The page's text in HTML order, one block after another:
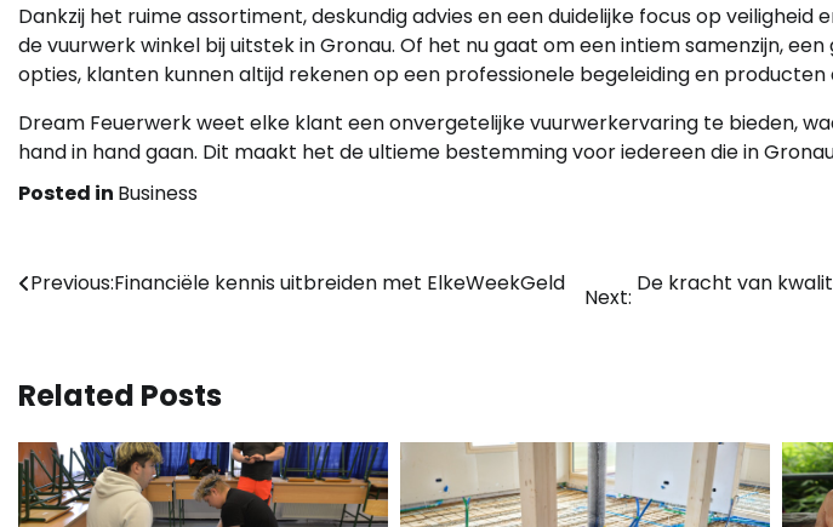
Dankzij het ruime assortiment, deskundig advies en een duidelijke focus op veiligheid
de vuurwerk winkel bij uitstek in Gronau. Of het nu gaat om een intiem samenzijn,
opties, klanten kunnen altijd rekenen op een professionele begeleiding en producten
Dream Feuerwerk weet elke klant een onvergetelijke vuurwerkervaring te bieden,
hand in hand gaan. Dit maakt het de ultieme bestemming voor iedereen die in
Posted in Business
Bericht
Previous:Financiële kennis uitbreiden met ElkeWeekGeld
Next:
De kracht van
Related Posts